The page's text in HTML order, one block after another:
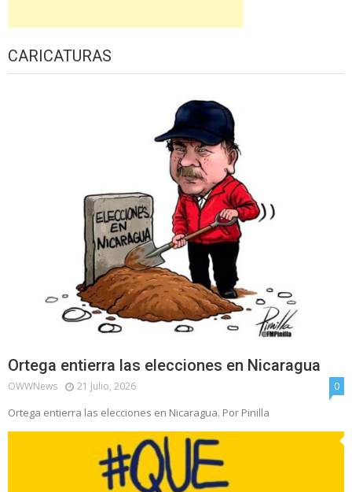
CARICATURAS
Ortega entierra las elecciones en Nicaragua
OWWNews 21 Julio, 2026 0
Ortega entierra las elecciones en Nicaragua. Por Pinilla